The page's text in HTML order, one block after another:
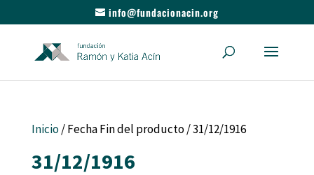
info@fundacionacin.org
Inicio/ Fecha Fin del producto / 31/12/1916
31/12/1916